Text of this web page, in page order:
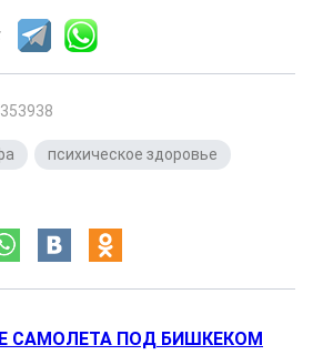
психическое здоровье
САМОЛЕТА ПОД БИШКЕКОМ